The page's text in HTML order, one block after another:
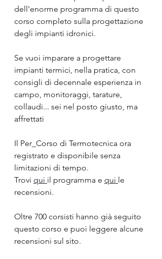
dell'enorme programma di questo
corso completo sulla progettazione
degli impianti idronici.
Se vuoi imparare a progettare
impianti termici, nella pratica, con
consigli di decennale esperienza in
campo, monitoraggi, tarature,
collaudi... sei nel posto giusto, ma
affrettati
Il Per_Corso di Termotecnica ora
registrato e disponibile senza
limitazioni di tempo.
Trovi qui il programma e qui le
recensioni.
Oltre 700 corsisti hanno già seguito
questo corso e puoi leggere alcune
recensioni sul sito.